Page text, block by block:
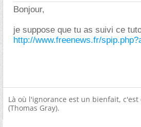
Bonjour,
je suppose que tu as suivi ce
http://www.freenews.fr/
Là où l'ignorance est un bienfait,
(Thomas Gray).